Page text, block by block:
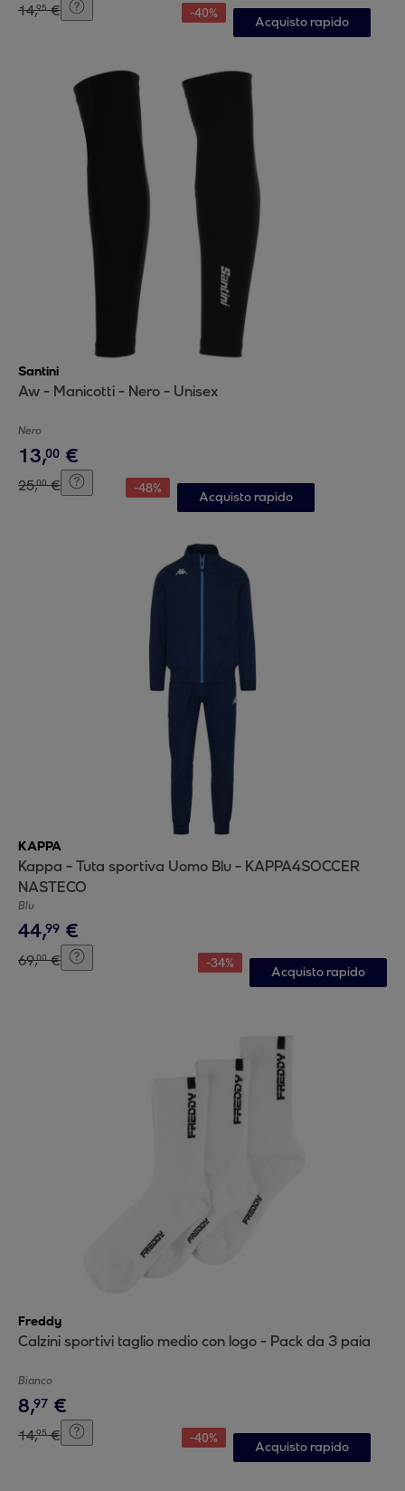
14,95 € -40%
Acquisto rapido
Santini
Aw - Manicotti - Nero - Unisex
Nero
13,00 €
25,00 € -48%
Acquisto rapido
KAPPA
Kappa - Tuta sportiva Uomo Blu - KAPPA4SOCCER
NASTECO
Blu
44,99 €
69,00 € -34%
Acquisto rapido
Freddy
Calzini sportivi taglio medio con logo - Pack da 3 paia
Bianco
8,97 €
14,95 € -40%
Acquisto rapido